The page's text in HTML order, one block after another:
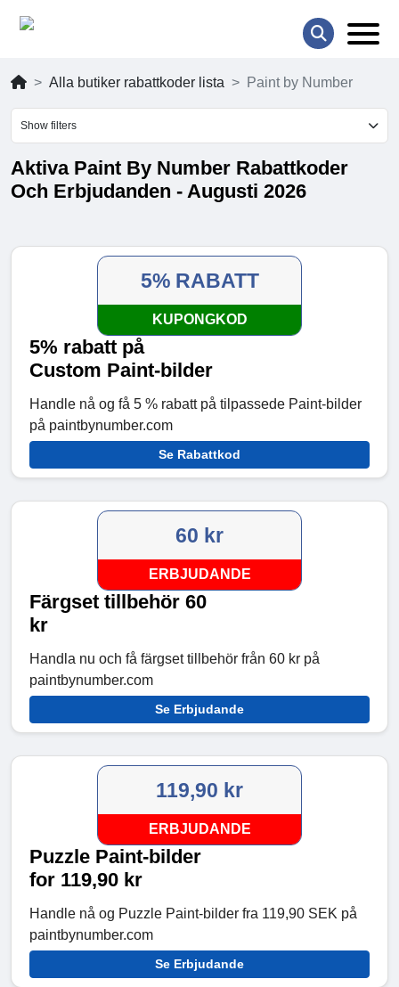
Alla butiker rabattkoder lista Paint by Number
Show filters
Aktiva Paint By Number Rabattkoder
Och Erbjudanden - Augusti 2026
5% RABATT
KUPONGKOD
5% rabatt på
Custom Paint-bilder
Handle nå og få 5 % rabatt på tilpassede Paint-bilder
på paintbynumber.com
Se Rabattkod
60 kr
ERBJUDANDE
Färgset tillbehör 60
kr
Handla nu och få färgset tillbehör från 60 kr på
paintbynumber.com
Se Erbjudande
119,90 kr
ERBJUDANDE
Puzzle Paint-bilder
for 119,90 kr
Handle nå og Puzzle Paint-bilder fra 119,90 SEK på
paintbynumber.com
Se Erbjudande